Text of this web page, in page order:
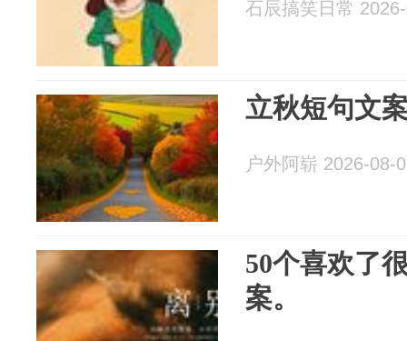
石辰搞笑日常
立秋短句文
户外阿崭 2026-08-
50个喜欢了
案。